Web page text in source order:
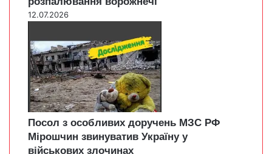
12.07.2026
Посол з особливих доручень МЗС РФ
Мірошчин звинуватив Україну у
військових злочинах